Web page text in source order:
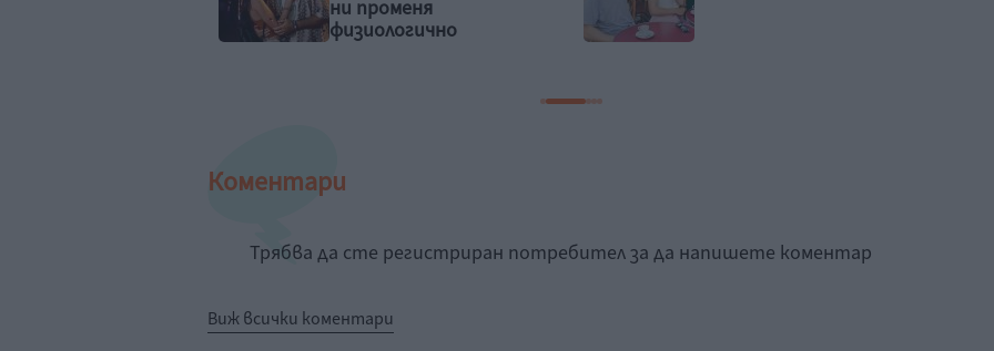
Коментари
Трябва да сте регистриран потребител за да напишете коментар
Виж всички коментари